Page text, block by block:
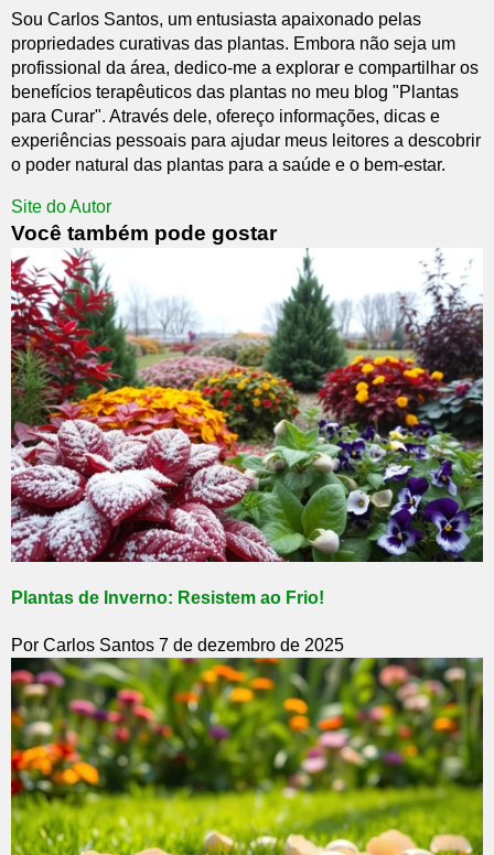
Sou Carlos Santos, um entusiasta apaixonado pelas
propriedades curativas das plantas. Embora não seja um
profissional da área, dedico-me a explorar e compartilhar os
benefícios terapêuticos das plantas no meu blog "Plantas
para Curar". Através dele, ofereço informações, dicas e
experiências pessoais para ajudar meus leitores a descobrir
o poder natural das plantas para a saúde e o bem-estar.
Site do Autor
Você também pode gostar
Plantas de Inverno: Resistem ao Frio!
Por Carlos Santos 7 de dezembro de 2025